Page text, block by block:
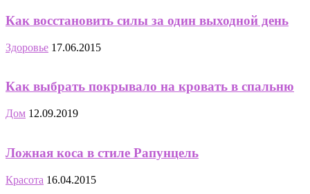
Как восстановить силы за один выходной день
Здоровье 17.06.2015
Как выбрать покрывало на кровать в спальню
Дом 12.09.2019
Ложная коса в стиле Рапунцель
Красота 16.04.2015